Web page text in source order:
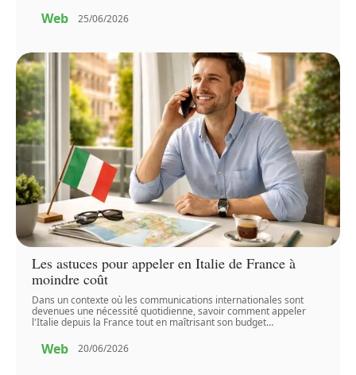
Web 25/06/2026
Les astuces pour appeler en Italie de France à
moindre coût
Dans un contexte où les communications internationales sont
devenues une nécessité quotidienne, savoir comment appeler
l'Italie depuis la France tout en maîtrisant son budget…
Web 20/06/2026